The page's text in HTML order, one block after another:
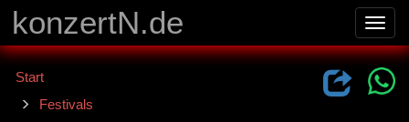
konzertN.de
Start
Festivals